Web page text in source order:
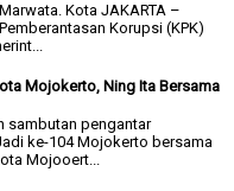
Kota JAKARTA –
Korupsi (KPK)
Mojokerto, Ning Ita Bersama
sambutan pengantar
ke-104 Mojokerto bersama
Mojooert...